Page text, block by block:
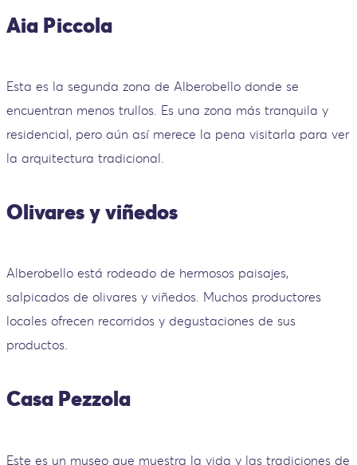
Aia Piccola
Esta es la segunda zona de Alberobello donde se
encuentran menos trullos. Es una zona más tranquila y
residencial, pero aún así merece la pena visitarla para ver
la arquitectura tradicional.
Olivares y viñedos
Alberobello está rodeado de hermosos paisajes,
salpicados de olivares y viñedos. Muchos productores
locales ofrecen recorridos y degustaciones de sus
productos.
Casa Pezzola
Este es un museo que muestra la vida y las tradiciones de